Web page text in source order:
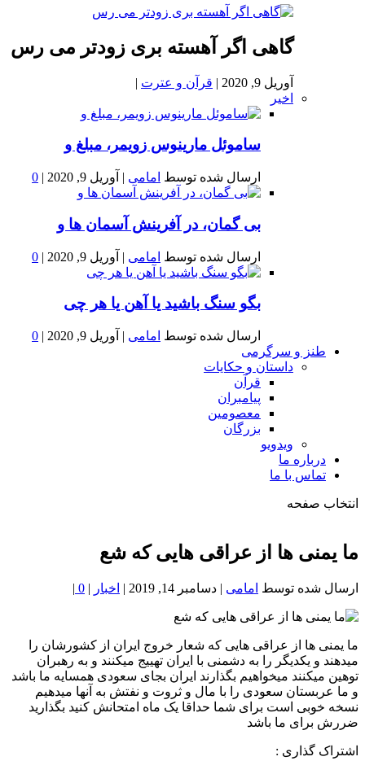
گاهی اگر آهسته بری زودتر می رس
آوریل 9, 2020 | قرآن و عترت |
اخیر
ساموئل مارینوس زویمر، مبلغ و
ارسال شده توسط امامی | آوریل 9, 2020 |
0
بى گمان، در آفرينش آسمان ها و
ارسال شده توسط امامی | آوریل 9, 2020 |
0
بگو سنگ باشید یا آهن یا هر چی
ارسال شده توسط امامی | آوریل 9, 2020 |
0
طنز و سرگرمی
داستان و حکایات
قرآن
پیامبران
معصومین
بزرگان
ویدویو
درباره ما
تماس با ما
انتخاب صفحه
خون
شمال
ما یمنی ها از عراقی هایی که شع
ارسال شده توسط امامی | دسامبر 14, 2019 | اخبار |
0
|
ما یمنی ها از عراقی هایی که شعار خروج ایران از کشورشان را
میدهند و یکدیگر را به دشمنی با ایران تهییج میکنند و به رهبران
توهین میکنند میخواهیم بگذارند ایران بجای سعودی همسایه ما باشد
و ما عربستان سعودی را با مال و ثروت و نفتش به آنها میدهیم
نسخه خوبی است برای شما حداقا یک ماه امتحانش کنید بگذارید
ضررش برای ما باشد
اشتراک گذاری :